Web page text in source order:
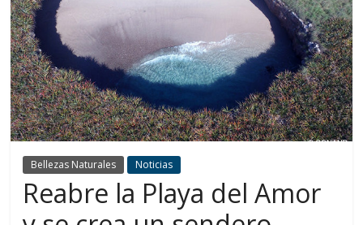
Bellezas Naturales Noticias
Reabre la Playa del Amor